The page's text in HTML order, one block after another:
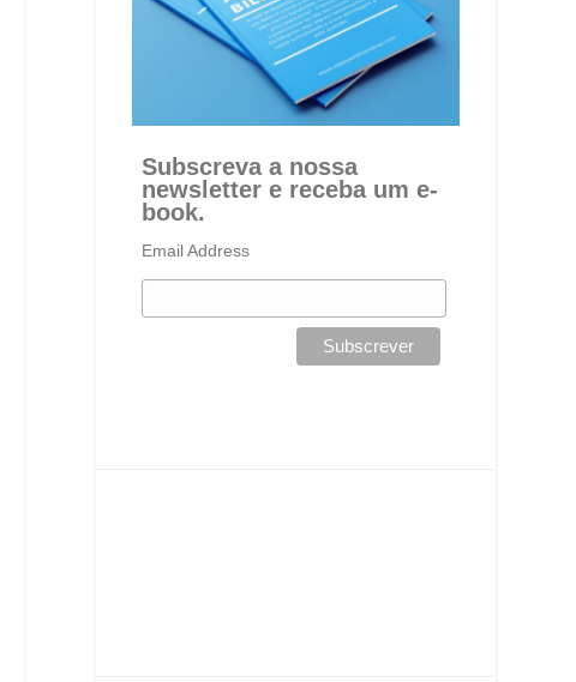
Subscreva a nossa
newsletter e receba um e-
book.
Email Address